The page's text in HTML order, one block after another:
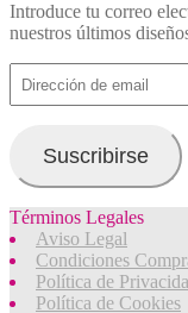
Introduce tu correo
nuestros últimos
de
Suscribirse
Términos Legales
Aviso Legal
Condiciones
Política de
Política de Cookies